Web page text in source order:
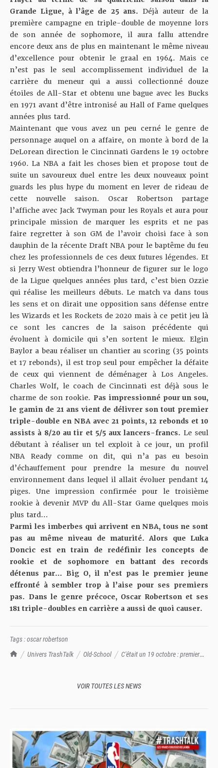
TrashTalk Actu NBA
Univers TrashTalk Old-School
C'était un 19 octobre : premier
Grande Ligue, à l’âge de 25 ans. Déjà auteur de la
première campagne en triple-double de moyenne lors
de son année de sophomore, il aura fallu attendre
encore deux ans de plus en maintenant le même niveau
d’excellence pour obtenir le graal en 1964. Mais ce
n’est pas le seul accomplissement individuel de la
carrière du meneur qui a aussi collectionné douze
étoiles de All-Star et obtenu une bague avec les Bucks
en 1971 avant d’être intronisé au Hall of Fame quelques
années plus tard.
Maintenant que vous avez un peu cerné le genre de
personnage auquel on a affaire, on monte à bord de la
DeLorean direction le Cincinnati Gardens le 19 octobre
1960. La NBA a fait les choses bien et propose tout de
suite un savoureux duel entre les deux nouveaux point
guards les plus hype du moment en lever de rideau de
cette nouvelle saison. Oscar Robertson partage
l’affiche avec Jack Twyman pour les Royals et aura pour
principale mission de marquer les esprits et ne pas
faire regretter à son GM de l’avoir choisi face à son
dauphin de la récente Draft NBA pour le baptême du feu
chez les professionnels de ces deux futures légendes. Et
si Jerry West obtiendra l’honneur de figurer sur le logo
de la Ligue quelques années plus tard, c’est bien Ozzie
qui réalise les meilleurs débuts. Le match va dans tous
les sens et on dirait une opposition sans défense entre
les Wizards et les Rockets de 2020 mais à ce petit jeu là
ce sont les cancres de la saison précédente qui
évoluent à domicile qui s’en sortent le mieux. Elgin
Baylor a beau réaliser un chantier au scoring (35 points
et 17 rebonds), il est trop seul pour empêcher la défaite
de ceux qui viennent de déménager à Los Angeles.
Charles Wolf, le coach de Cincinnati est déjà sous le
charme de son rookie. Pas impressionné pour un sou,
le gamin de 21 ans vient de délivrer son tout premier
triple-double en NBA avec 21 points, 12 rebonds et 10
assists à 8/20 au tir et 5/5 aux lancers-francs. Le seul
débutant à réaliser un tel exploit à ce jour, un profil
NBA Ready comme on dit, qui n’a pas eu besoin
d’échauffement pour prendre la mesure du nouvel
environnement dans lequel il allait évoluer pendant 14
piges. Une impression confirmée pour le troisième
rookie à devenir MVP du All-Star Game quelques mois
plus tard…
Parmi les imberbes qui arrivent en NBA, tous ne sont
pas au même niveau de maturité. Alors que Luka
Doncic est en train de redéfinir les concepts de
rookie et de sophomore en battant des records
détenus par… Big O, il n’est pas le premier jeune
effronté à sembler trop à l’aise pour ses premiers
pas. Dans le genre précoce, Oscar Robertson et ses
181 triple-doubles en carrière a aussi de quoi causer.
Tags :oscar robertson
VOIR TOUTES LES NEWS